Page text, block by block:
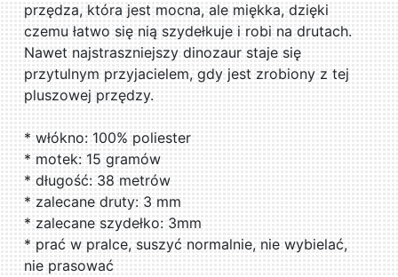
przędza, która jest mocna, ale miękka, dzięki
czemu łatwo się nią szydełkuje i robi na drutach.
Nawet najstraszniejszy dinozaur staje się
przytulnym przyjacielem, gdy jest zrobiony z tej
pluszowej przędzy.
* włókno: 100% poliester
* motek: 15 gramów
* długość: 38 metrów
* zalecane druty: 3 mm
* zalecane szydełko: 3mm
* prać w pralce, suszyć normalnie, nie wybielać,
nie prasować